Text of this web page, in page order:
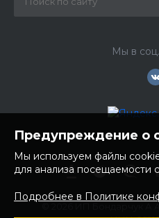
Мы в
Предупреждение о
Мы используем файлы
для анализа посещаемости
Подробнее в Политике